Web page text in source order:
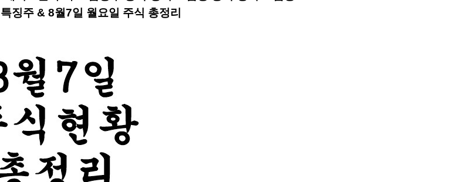
징주 & 8월7일 월요일 주식 총정리